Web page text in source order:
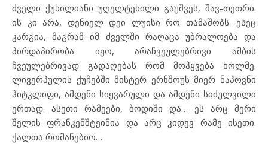
ძველი ქუხილიანი უღელტეხილი გაუშვეს, შავ-თეთრი.
ის კი არა, დენიელ დეი ლუისი რო თამაშობს. ესეც
კარგია, მაგრამ იმ ძველში რაღაცა უბრალოება და
პირდაპირობა იყო, არაჩვეულებრივი ამბის
ჩვეულებრივად გადაღებას რომ მოჰყვება ხოლმე.
ლივერპულის ქუჩებში მისტერ ერნშოუს მიერ ნაპოვნი
ჰიტკლიფი, ამდენი სიყვარული და ამდენი სიძულვილი
ერთად. ასეთი რამეები, ბოდიში და… ეს არც მერი
შელის ფრანკენშტეინია და არც კიდევ რამე ისეთი.
ქალთა რომანებიო…